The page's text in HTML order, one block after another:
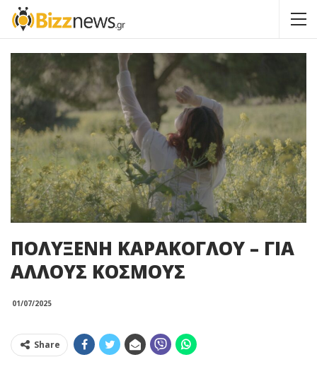
ΠΟΛΥΞΕΝΗ ΚΑΡΑΚΟΓΛΟΥ – ΓΙΑ
ΑΛΛΟΥΣ ΚΟΣΜΟΥΣ
01/07/2025
Share